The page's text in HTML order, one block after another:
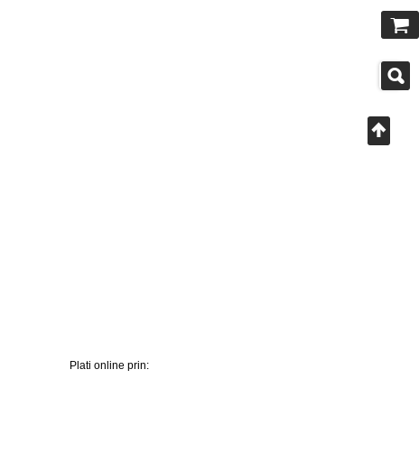
Plati online prin: